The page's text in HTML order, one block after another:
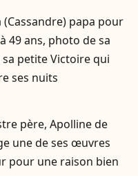
papa pour
49 ans, photo de sa
petite Victoire qui
ses nuits
père, Apolline de
une de ses œuvres
pour une raison bien